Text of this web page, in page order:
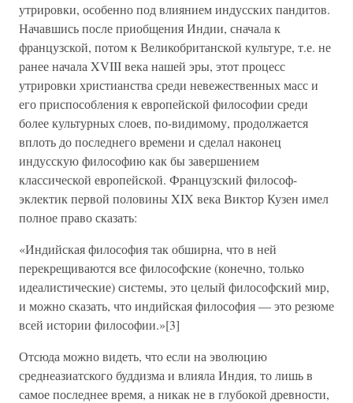
утрировки, особенно под влиянием индусских пандитов.
Начавшись после приобщения Индии, сначала к
французской, потом к Великобританской культуре, т.е. не
ранее начала XVIII века нашей эры, этот процесс
утрировки христианства среди невежественных масс и
его приспособления к европейской философии среди
более культурных слоев, по-видимому, продолжается
вплоть до последнего времени и сделал наконец
индусскую философию как бы завершением
классической европейской. Французский философ-
эклектик первой половины XIX века Виктор Кузен имел
полное право сказать:
«Индийская философия так обширна, что в ней
перекрещиваются все философские (конечно, только
идеалистические) системы, это целый философский мир,
и можно сказать, что индийская философия — это резюме
всей истории философии.»[3]
Отсюда можно видеть, что если на эволюцию
среднеазиатского буддизма и влияла Индия, то лишь в
самое последнее время, а никак не в глубокой древности,